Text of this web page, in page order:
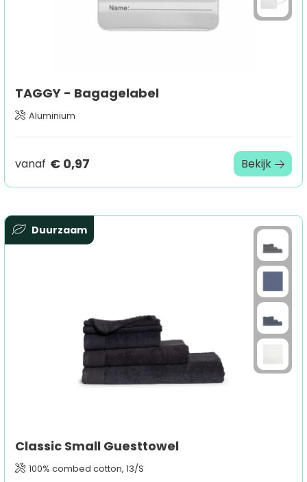
TAGGY - Bagagelabel
Aluminium
vanaf € 0,97 Bekijk
Duurzaam
Classic Small Guesttowel
100% combed cotton, 13/S